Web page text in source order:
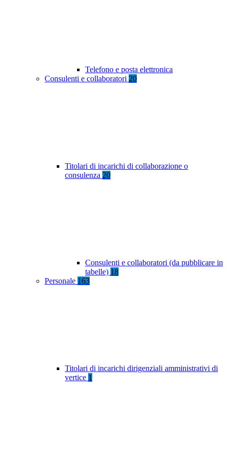
Telefono e posta elettronica
Consulenti e collaboratori 20
Titolari di incarichi di collaborazione o
consulenza 20
Consulenti e collaboratori (da pubblicare in
tabelle) 18
Personale 163
Titolari di incarichi dirigenziali amministrativi di
vertice 1